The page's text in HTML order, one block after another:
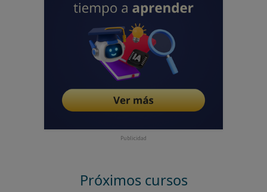
Publicidad
Próximos cursos